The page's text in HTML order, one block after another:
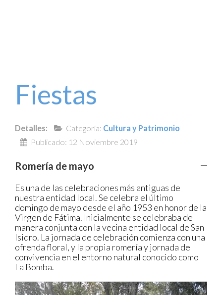
Fiestas
Detalles: Categoría: Cultura y Patrimonio
Publicado: 12 Noviembre 2019
Romería de mayo
Es una de las celebraciones más antiguas de
nuestra entidad local. Se celebra el último
domingo de mayo desde el año 1953 en honor de la
Virgen de Fátima. Inicialmente se celebraba de
manera conjunta con la vecina entidad local de San
Isidro. La jornada de celebración comienza con una
ofrenda floral, y la propia romería y jornada de
convivencia en el entorno natural conocido como
La Bomba.